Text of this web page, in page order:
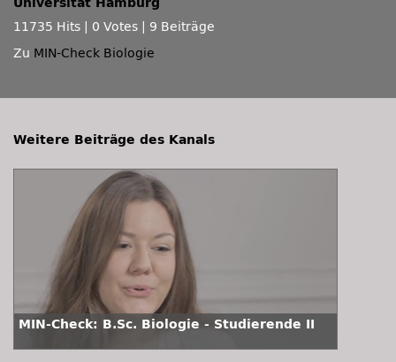
Universität Hamburg
11735 Hits
0 Votes
9 Beiträge
Zu MIN-Check Biologie
Weitere Beiträge des Kanals
MIN-Check: B.Sc. Biologie - Studierende II